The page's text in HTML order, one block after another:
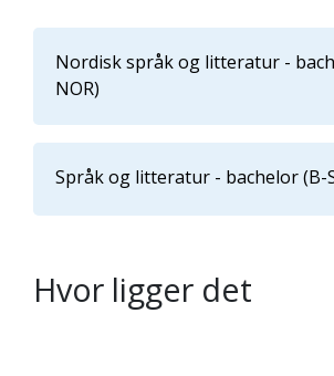
Nordisk språk og litteratur -
NOR)
Språk og litteratur - bachelor (B-
Hvor ligger det